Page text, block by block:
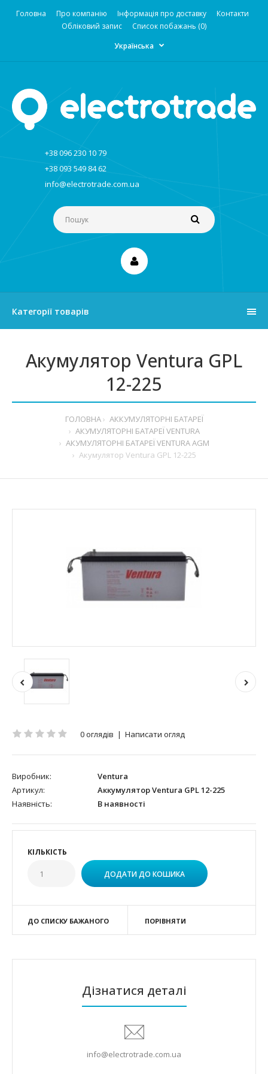
Головна Про компанію Інформація про доставку
Контакти
Обліковий запис
Список побажань (0)
Українська
+38 096 230 10 79
+38 093 549 84 62
info@electrotrade.com.ua
Категорії товарів
Акумулятор Ventura GPL
12-225
ГОЛОВНА
АККУМУЛЯТОРНІ БАТАРЕЇ
АКУМУЛЯТОРНІ БАТАРЕЇ VENTURA
АКУМУЛЯТОРНІ БАТАРЕЇ VENTURA AGM
Акумулятор Ventura GPL 12-225
0 оглядів | Написати огляд
Виробник:
Ventura
Артикул:
Аккумулятор Ventura GPL 12-225
Наявність:
В наявності
КІЛЬКІСТЬ
ДО СПИСКУ БАЖАНОГО ПОРІВНЯТИ
Дізнатися деталі
info@electrotrade.com.ua